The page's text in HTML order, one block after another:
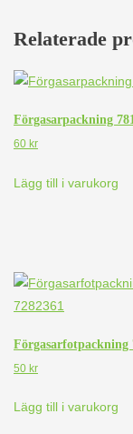
Relaterade
Förgasarpackning
60 kr
Lägg till i varukorg
Förgasarfotpackning
50 kr
Lägg till i varukorg